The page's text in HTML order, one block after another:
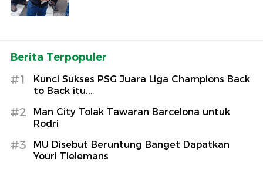
Berita Terpopuler
#1
Kunci Sukses PSG Juara Liga Champions Back
to Back itu...
#2
Man City Tolak Tawaran Barcelona untuk
Rodri
#3
MU Disebut Beruntung Banget Dapatkan
Youri Tielemans